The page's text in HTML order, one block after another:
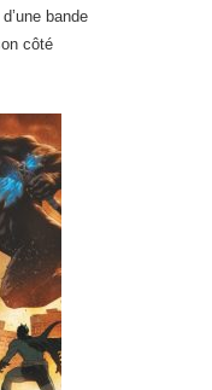
bande
côté